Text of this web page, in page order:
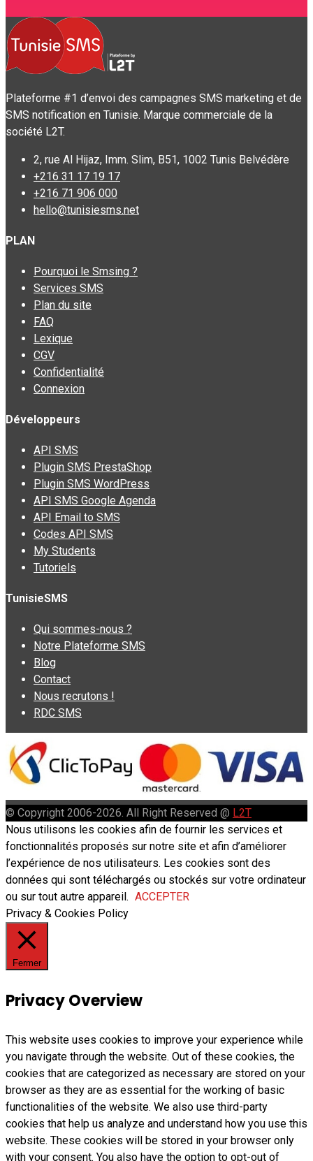
Plateforme #1 d’envoi des campagnes SMS marketing et de
SMS notification en Tunisie. Marque commerciale de la
société L2T.
2, rue Al Hijaz, Imm. Slim, B51, 1002 Tunis Belvédère
+216 31 17 19 17
+216 71 906 000
hello@tunisiesms.net
PLAN
Pourquoi le Smsing ?
Services SMS
Plan du site
FAQ
Lexique
CGV
Confidentialité
Connexion
Développeurs
API SMS
Plugin SMS PrestaShop
Plugin SMS WordPress
API SMS Google Agenda
API Email to SMS
Codes API SMS
My Students
Tutoriels
TunisieSMS
Qui sommes-nous ?
Notre Plateforme SMS
Blog
Contact
Nous recrutons !
RDC SMS
© Copyright 2006-2026. All Right Reserved @ L2T
Nous utilisons les cookies afin de fournir les services et
fonctionnalités proposés sur notre site et afin d’améliorer
l’expérience de nos utilisateurs. Les cookies sont des
données qui sont téléchargés ou stockés sur votre ordinateur
ou sur tout autre appareil. ACCEPTER
Privacy & Cookies Policy
Fermer
Privacy Overview
This website uses cookies to improve your experience while
you navigate through the website. Out of these cookies, the
cookies that are categorized as necessary are stored on your
browser as they are as essential for the working of basic
functionalities of the website. We also use third-party
cookies that help us analyze and understand how you use this
website. These cookies will be stored in your browser only
with your consent. You also have the option to opt-out of